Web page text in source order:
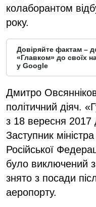
колаборантом
року.
Довіряйте фактам –
«Главком» до своїх
у Google
Дмитро
політичний діяч.
з 18 вересня
Заступник
Російської
було виключений з
знято з посади
аеропорту.